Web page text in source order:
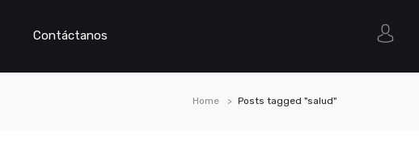
Contáctanos
Home Posts tagged "salud"